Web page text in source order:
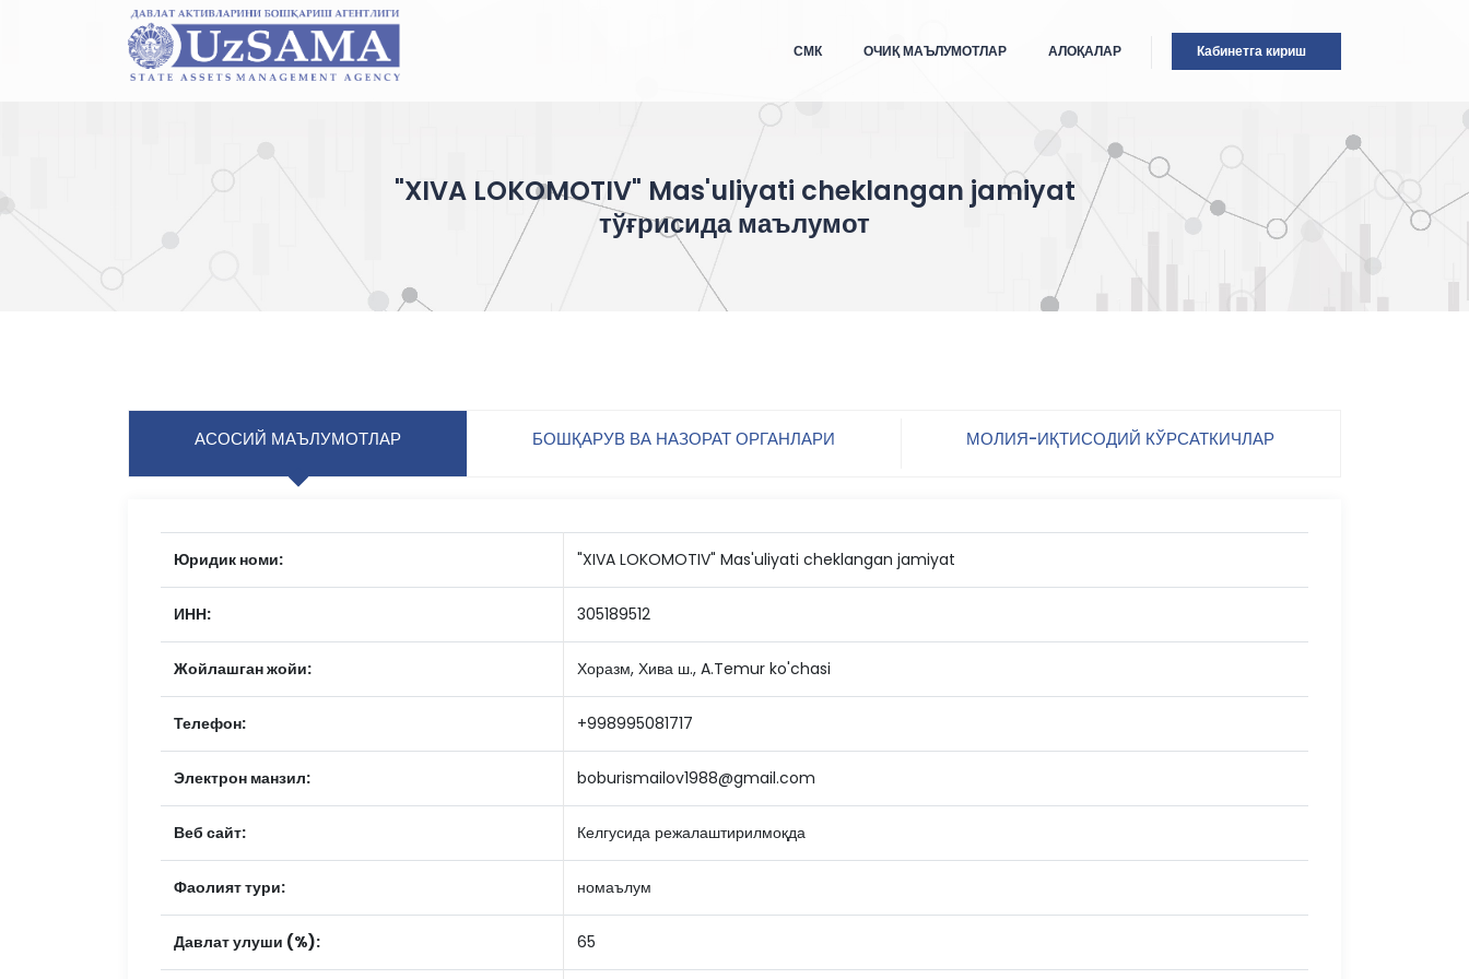
Кабинетга кириш
СМК ОЧИҚ МАЪЛУМОТЛАР АЛОҚАЛАР
"XIVA LOKOMOTIV" Mas'uliyati cheklangan jamiyat
тўғрисида маълумот
АСОСИЙ МАЪЛУМОТЛАР БОШҚАРУВ ВА НАЗОРАТ ОРГАНЛАРИ МОЛИЯ-ИҚТИСОДИЙ КЎРСАТКИЧЛАР
Юридик номи: "XIVA LOKOMOTIV" Mas'uliyati cheklangan jamiyat
ИНН: 305189512
Жойлашган жойи: Хоразм, Хива ш., A.Temur ko'chasi
Телефон: +998995081717
Электрон манзил: boburismailov1988@gmail.com
Веб сайт: Келгусида режалаштирилмоқда
Фаолият тури: номаълум
Давлат улуши (%): 65